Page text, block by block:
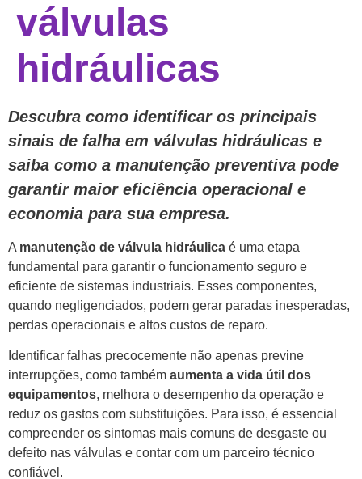
válvulas
hidráulicas
Descubra como identificar os principais
sinais de falha em válvulas hidráulicas e
saiba como a manutenção preventiva pode
garantir maior eficiência operacional e
economia para sua empresa.
A manutenção de válvula hidráulica é uma etapa
fundamental para garantir o funcionamento seguro e
eficiente de sistemas industriais. Esses componentes,
quando negligenciados, podem gerar paradas inesperadas,
perdas operacionais e altos custos de reparo.
Identificar falhas precocemente não apenas previne
interrupções, como também aumenta a vida útil dos
equipamentos, melhora o desempenho da operação e
reduz os gastos com substituições. Para isso, é essencial
compreender os sintomas mais comuns de desgaste ou
defeito nas válvulas e contar com um parceiro técnico
confiável.